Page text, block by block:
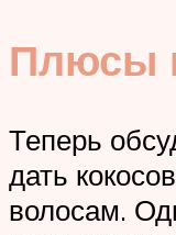
Плюсы
Теперь
дать
волосам.